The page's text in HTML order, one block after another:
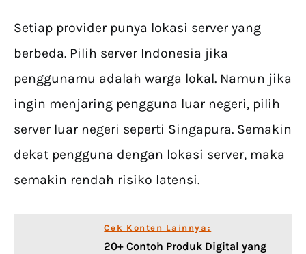
Setiap provider punya lokasi server yang
berbeda. Pilih server Indonesia jika
penggunamu adalah warga lokal. Namun jika
ingin menjaring pengguna luar negeri, pilih
server luar negeri seperti Singapura. Semakin
dekat pengguna dengan lokasi server, maka
semakin rendah risiko latensi.
Cek Konten Lainnya:
20+ Contoh Produk Digital yang